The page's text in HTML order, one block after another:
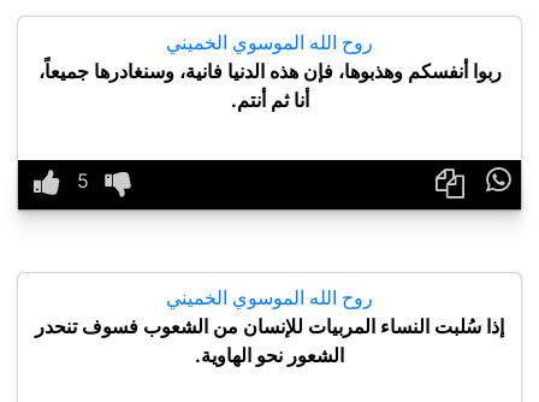
روح الله الموسوي الخميني
ربوا أنفسكم وهذبوها، فإن هذه الدنيا فانية، وسنغادرها جميعاً،
أنا ثم أنتم.

روح الله الموسوي الخميني
إذا سُلبت النساء المربيات للإنسان من الشعوب فسوف تنحدر
الشعور نحو الهاوية.